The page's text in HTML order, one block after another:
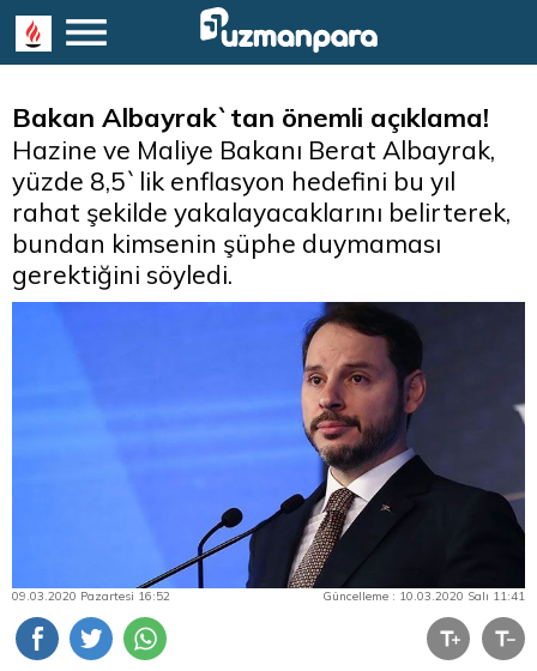
Bakan Albayrak`tan önemli açıklama!
Hazine ve Maliye Bakanı Berat Albayrak,
yüzde 8,5`lik enflasyon hedefini bu yıl
rahat şekilde yakalayacaklarını belirterek,
bundan kimsenin şüphe duymaması
gerektiğini söyledi.
09.03.2020 Pazartesi 16:52 Güncelleme : 10.03.2020 Salı 11:41